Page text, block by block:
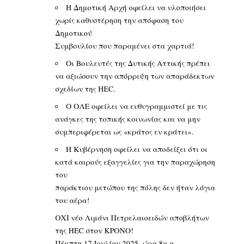
Η Δημοτική Αρχή οφείλει να υλοποιήσει
χωρίς καθυστέρηση την απόφαση του
Δημοτικού
Συμβουλίου που παραμένει στα χαρτιά!
Οι Βουλευτές της Δυτικής Αττικής πρέπει
να αξιώσουν την απόρριψη των απαράδεκτων
σχεδίων της HEC.
O ΟΛΕ οφείλει να ευθυγραμμιστεί με τις
ανάγκες της τοπικής κοινωνίας και να μην
συμπεριφέρεται ως «κράτος εν κράτει».
Η Κυβέρνηση οφείλει να αποδείξει ότι οι
κατά καιρούς εξαγγελίες για την παραχώρηση
του
παράκτιου μετώπου της πόλης δεν ήταν λόγια
του αέρα!
ΟΧΙ νέο Λιμάνι Πετρελαιοειδών αποβλήτων
της ΗΕC στον ΚΡΟΝΟ!